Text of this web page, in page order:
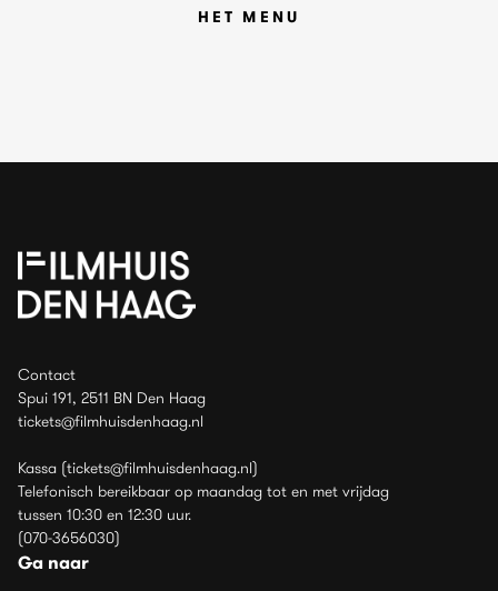
HET MENU
Contact
Spui 191, 2511 BN Den Haag
tickets@filmhuisdenhaag.nl
Kassa (tickets@filmhuisdenhaag.nl)
Telefonisch bereikbaar op maandag tot en met vrijdag
tussen 10:30 en 12:30 uur.
(070-3656030)
Ga naar